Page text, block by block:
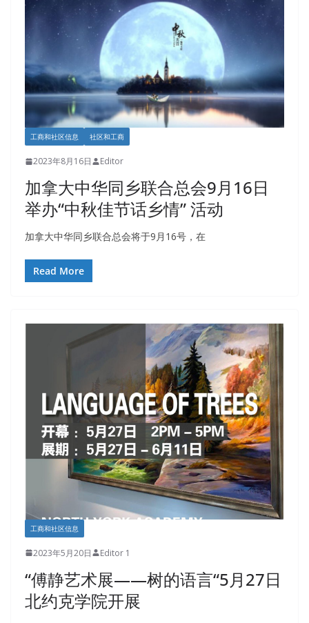
工商和社区信息 社区和工商
2023年8月16日 Editor
加拿大中华同乡联合总会9月16日
举办“中秋佳节话乡情” 活动
加拿大中华同乡联合总会将于9月16号，在
Read More
工商和社区信息
2023年5月20日 Editor 1
“傅静艺术展——树的语言“5月27日
北约克学院开展